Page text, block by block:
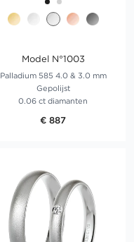
Model N°1003
Palladium 585 4.0 & 3.0 mm
Gepolijst
0.06 ct diamanten
€ 887